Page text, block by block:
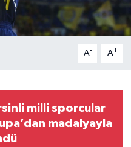
A- A+
milli sporcular
madalyayla